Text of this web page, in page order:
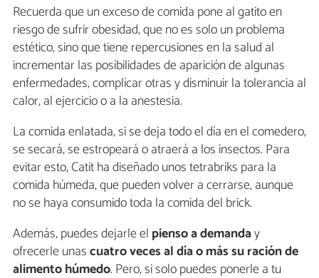
Recuerda que un exceso de comida pone al gatito en
riesgo de sufrir obesidad, que no es solo un problema
estético, sino que tiene repercusiones en la salud al
incrementar las posibilidades de aparición de algunas
enfermedades, complicar otras y disminuir la tolerancia al
calor, al ejercicio o a la anestesia.
La comida enlatada, si se deja todo el día en el comedero,
se secará, se estropeará o atraerá a los insectos. Para
evitar esto, Catit ha diseñado unos tetrabriks para la
comida húmeda, que pueden volver a cerrarse, aunque
no se haya consumido toda la comida del brick.
Además, puedes dejarle el pienso a demanday
ofrecerle unascuatro veces al día o más su ración de
alimento húmedo. Pero, si solo puedes ponerle a tu